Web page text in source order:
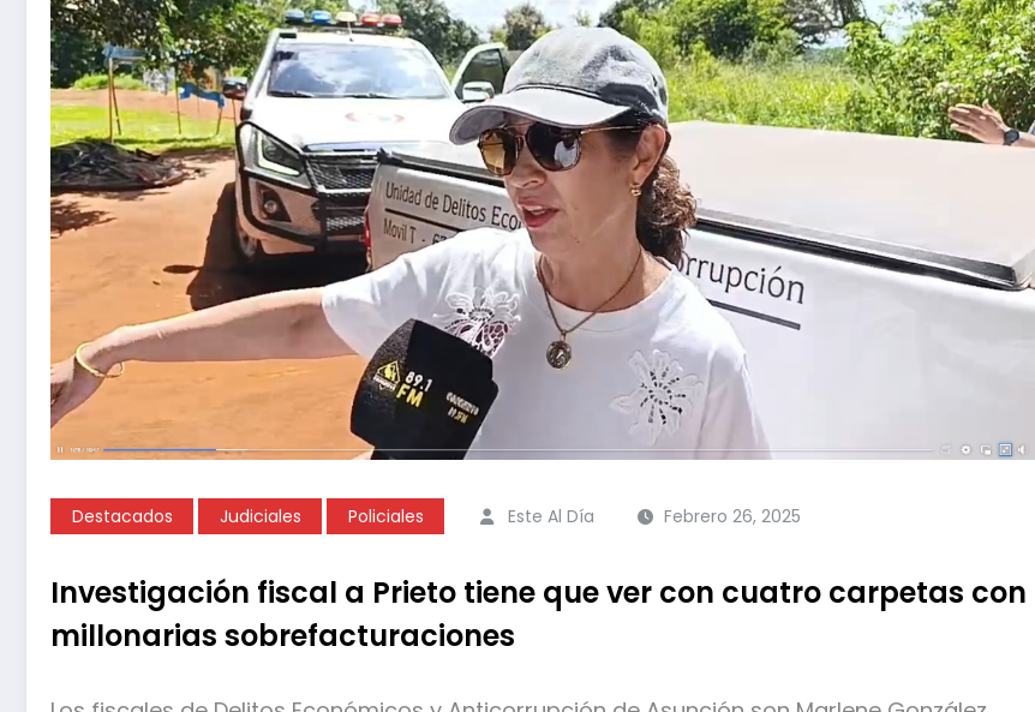
Destacados Judiciales Policiales Este Al Día Febrero 26, 2025
Investigación fiscal a Prieto tiene que ver con cuatro carpetas con
millonarias sobrefacturaciones